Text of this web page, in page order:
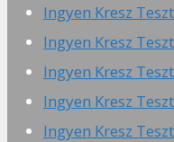
Ingyen Kresz Teszt
Ingyen Kresz
Ingyen Kresz
Ingyen Kresz
Ingyen Kresz